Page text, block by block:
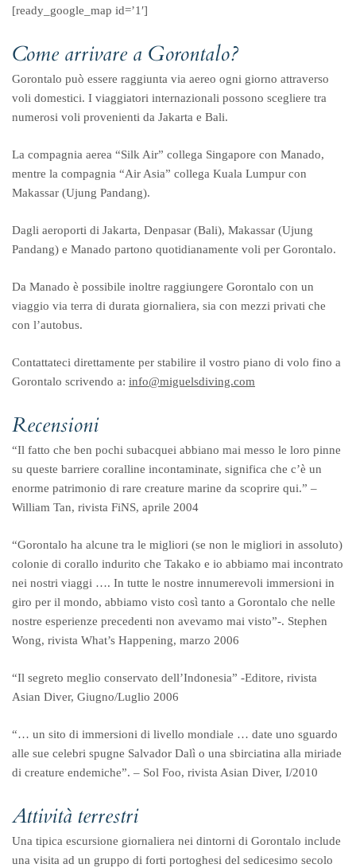
[ready_google_map id=’1′]
Come arrivare a Gorontalo?
Gorontalo può essere raggiunta via aereo ogni giorno attraverso
voli domestici. I viaggiatori internazionali possono scegliere tra
numerosi voli provenienti da Jakarta e Bali.
La compagnia aerea “Silk Air” collega Singapore con Manado,
mentre la compagnia “Air Asia” collega Kuala Lumpur con
Makassar (Ujung Pandang).
Dagli aeroporti di Jakarta, Denpasar (Bali), Makassar (Ujung
Pandang) e Manado partono quotidianamente voli per Gorontalo.
Da Manado è possibile inoltre raggiungere Gorontalo con un
viaggio via terra di durata giornaliera, sia con mezzi privati che
con l’autobus.
Contattateci direttamente per stabilire il vostro piano di volo fino a
Gorontalo scrivendo a: info@miguelsdiving.com
Recensioni
“Il fatto che ben pochi subacquei abbiano mai messo le loro pinne
su queste barriere coralline incontaminate, significa che c’è un
enorme patrimonio di rare creature marine da scoprire qui.” –
William Tan, rivista FiNS, aprile 2004
“Gorontalo ha alcune tra le migliori (se non le migliori in assoluto)
colonie di corallo indurito che Takako e io abbiamo mai incontrato
nei nostri viaggi …. In tutte le nostre innumerevoli immersioni in
giro per il mondo, abbiamo visto così tanto a Gorontalo che nelle
nostre esperienze precedenti non avevamo mai visto”-. Stephen
Wong, rivista What’s Happening, marzo 2006
“Il segreto meglio conservato dell’Indonesia” -Editore, rivista
Asian Diver, Giugno/Luglio 2006
“… un sito di immersioni di livello mondiale … date uno sguardo
alle sue celebri spugne Salvador Dalì o una sbirciatina alla miriade
di creature endemiche”. – Sol Foo, rivista Asian Diver, I/2010
Attività terrestri
Una tipica escursione giornaliera nei dintorni di Gorontalo include
una visita ad un gruppo di forti portoghesi del sedicesimo secolo